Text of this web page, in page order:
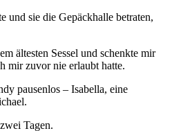
und sie die Gepäckhalle betraten,
ältesten Sessel und schenkte mir
mir zuvor nie erlaubt hatte.
pausenlos – Isabella, eine
Tagen.